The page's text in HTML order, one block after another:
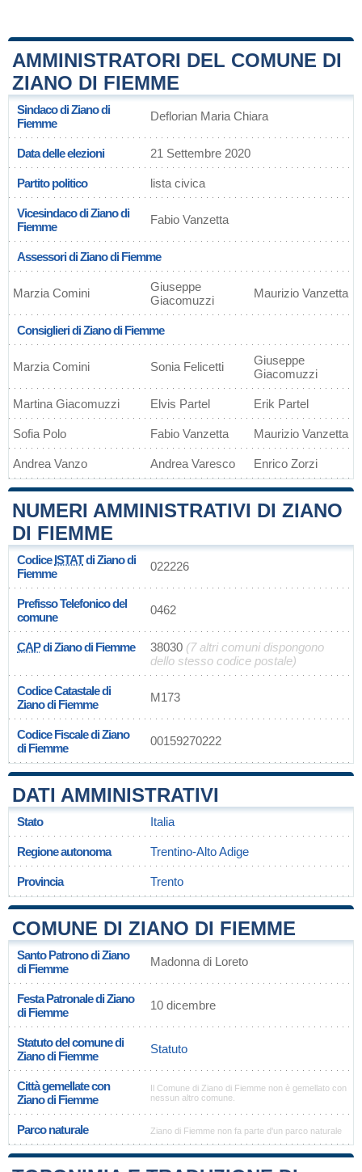
AMMINISTRATORI DEL COMUNE DI
ZIANO DI FIEMME
Sindaco di Ziano di
Fiemme
Deflorian Maria Chiara
Data delle elezioni 21 Settembre 2020
Partito politico lista civica
Vicesindaco di Ziano di
Fiemme
Fabio Vanzetta
Assessori di Ziano di Fiemme
Marzia Comini
Giuseppe
Giacomuzzi
Maurizio Vanzetta
Consiglieri di Ziano di Fiemme
Marzia Comini Sonia Felicetti
Giuseppe
Giacomuzzi
Martina Giacomuzzi Elvis Partel Erik Partel
Sofia Polo Fabio Vanzetta Maurizio Vanzetta
Andrea Vanzo Andrea Varesco Enrico Zorzi
NUMERI AMMINISTRATIVI DI ZIANO
DI FIEMME
CodiceISTATdi Ziano di
Fiemme
022226
Prefisso Telefonico del
comune
0462
CAPdi Ziano di Fiemme 38030 (7 altri comuni dispongono
dello stesso codice postale)
Codice Catastale di
Ziano di Fiemme
M173
Codice Fiscale di Ziano
di Fiemme
00159270222
DATI AMMINISTRATIVI
Stato Italia
Regione autonoma Trentino-Alto Adige
Provincia Trento
COMUNE DI ZIANO DI FIEMME
Santo Patrono di Ziano
di Fiemme
Madonna di Loreto
Festa Patronale di Ziano
di Fiemme
10 dicembre
Statuto del comune di
Ziano di Fiemme
Statuto
Città gemellate con
Ziano di Fiemme
Il Comune di Ziano di Fiemme non è gemellato con
nessun altro comune.
Parco naturale Ziano di Fiemme non fa parte d'un parco naturale